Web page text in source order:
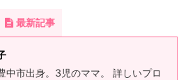
最新記事
中市出身。3児のママ。 詳しいプロ